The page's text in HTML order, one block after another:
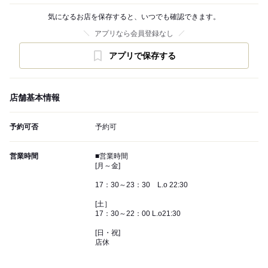
気になるお店を保存すると、いつでも確認できます。
アプリなら会員登録なし
アプリで保存する
店舗基本情報
予約可否 予約可
営業時間
■営業時間
[月～金]
17：30～23：30 L.o 22:30
[土］
17：30～22：00 L.o21:30
[日・祝]
店休